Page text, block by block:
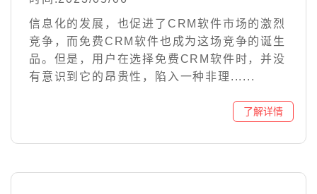
信息化的发展，也促进了CRM软件市场的激烈
竞争，而免费CRM软件也成为这场竞争的诞生
品。但是，用户在选择免费CRM软件时，并没
有意识到它的昂贵性，陷入一种非理......